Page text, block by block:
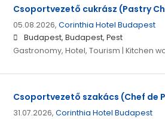
Csoportvezető cukrász (Pastry
05.08.2026, Corinthia Hotel Budapest
Budapest, Budapest, Pest
Gastronomy, Hotel, Tourism | Kitchen
Csoportvezető szakács (Chef de
31.07.2026, Corinthia Hotel Budapest